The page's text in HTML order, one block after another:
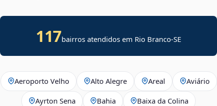
117bairros atendidos em Rio Branco-SE
Aeroporto Velho Alto Alegre Areal Aviário
Ayrton Sena Bahia Baixa da Colina